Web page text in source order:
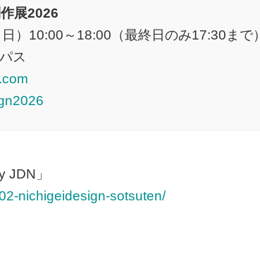
展2026
）10:00～18:00（最終日のみ17:30まで）
ス
」
nichigeidesign-sotsuten/